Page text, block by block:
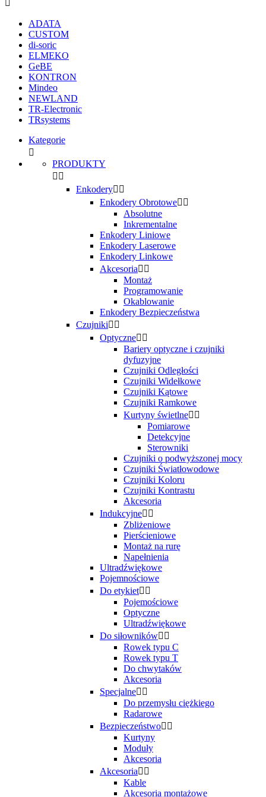
ADATA
CUSTOM
di-soric
ELMEKO
GeBE
KONTRON
Mindeo
NEWLAND
TR-Electronic
TRsystems
Kategorie

PRODUKTY
 
Enkodery 
Enkodery Obrotowe 
Absolutne
Inkrementalne
Enkodery Liniowe
Enkodery Laserowe
Enkodery Linkowe
Akcesoria 
Montaż
Programowanie
Okablowanie
Enkodery Bezpieczeństwa
Czujniki 
Optyczne 
Bariery optyczne i czujniki
dyfuzyjne
Czujniki Odległości
Czujniki Widełkowe
Czujniki Kątowe
Czujniki Ramkowe
Kurtyny świetlne 
Pomiarowe
Detekcyjne
Sterowniki
Czujniki o podwyższonej mocy
Czujniki Światłowodowe
Czujniki Koloru
Czujniki Kontrastu
Akcesoria
Indukcyjne 
Zbliżeniowe
Pierścieniowe
Montaż na rurę
Napełnienia
Ultradźwiękowe
Pojemnościowe
Do etykiet 
Pojemościowe
Optyczne
Ultradźwiękowe
Do siłowników 
Rowek typu C
Rowek typu T
Do chwytaków
Akcesoria
Specjalne 
Do przemysłu ciężkiego
Radarowe
Bezpieczeństwo 
Kurtyny
Moduły
Akcesoria
Akcesoria 
Kable
Akcesoria montażowe